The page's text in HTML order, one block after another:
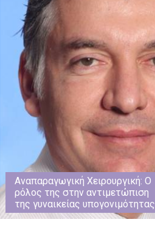
Αναπαραγωγική Χειρουργική: Ο
ρόλος της στην αντιμετώπιση
της γυναικείας υπογονιμότητας